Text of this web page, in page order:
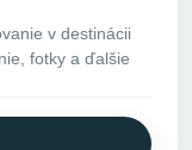
v destinácii
fotky a ďalšie